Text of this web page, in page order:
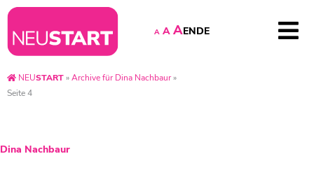
A A AENDE
NEUSTART»Archive für Dina Nachbaur»
Seite 4
Dina Nachbaur